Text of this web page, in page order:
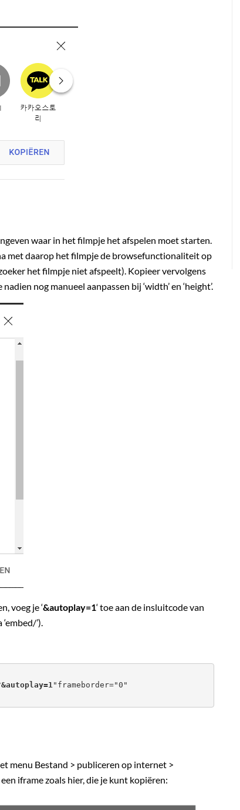
waar in het filmpje het afspelen moet starten.
met daarop het filmpje de browsefunctionaliteit op
het filmpje niet afspeelt). Kopieer vervolgens
nog manueel aanpassen bij ‘width’ en ‘height’.
voeg je ‘&autoplay=1‘ toe aan de insluitcode van
’).
&autoplay=1"frameborder="0"
menu Bestand > publiceren op internet >
iframe zoals hier, die je kunt kopiëren: